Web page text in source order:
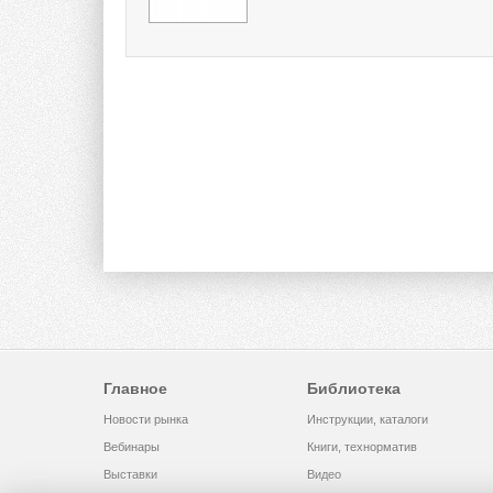
Главное
Новости рынка
Вебинары
Выставки
Библиотека
Инструкции, каталоги
Книги, технорматив
Видео